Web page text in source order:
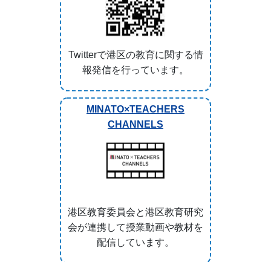
Twitterで港区の教育に関する情
報発信を行っています。
MINATO×TEACHERS
CHANNELS
港区教育委員会と港区教育研究
会が連携して授業動画や教材を
配信しています。